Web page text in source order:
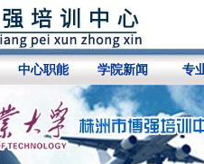
中心职能 学院新闻 专